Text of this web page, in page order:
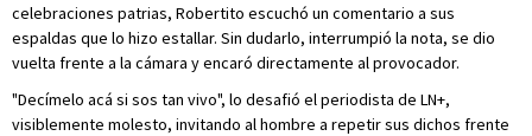
celebraciones patrias, Robertito escuchó un comentario a sus
espaldas que lo hizo estallar. Sin dudarlo, interrumpió la nota, se dio
vuelta frente a la cámara y encaró directamente al provocador.
"Decímelo acá si sos tan vivo", lo desafió el periodista de LN+,
visiblemente molesto, invitando al hombre a repetir sus dichos frente